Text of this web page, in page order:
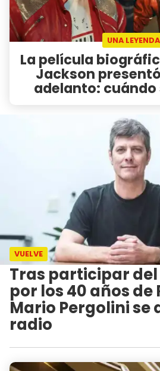
UNA LEYENDA
La película
Jackson
adelanto: cuándo
VUELVE
Tras participar
por los 40 años de
Mario Pergolini se
radio